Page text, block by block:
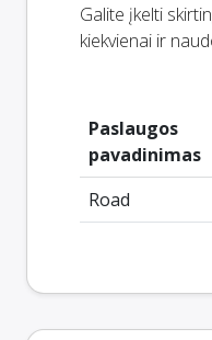
Galite įkelti
kiekvienai ir
Paslaugos
pavadinimas
Road